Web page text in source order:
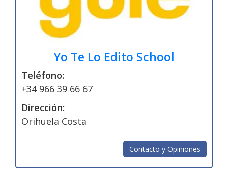
Yo Te Lo Edito School
Teléfono:
+34 966 39 66 67
Dirección:
Orihuela Costa
Contacto y Opiniones